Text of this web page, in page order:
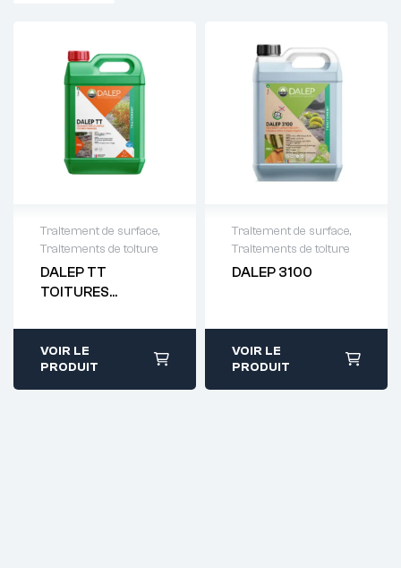
Traitement de surface,
Traitements de toiture
DALEP TT
TOITURES
devis : 01 64 88
93 38
VOIR LE
PRODUIT
Traitement de surface,
Traitements de toiture
DALEP 3100
devis : 01 64 88
VOIR LE
PRODUIT